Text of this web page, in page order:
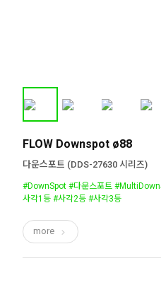
FLOW Downspot ø88
다운스포트 (DDS-27630 시리즈)
#DownSpot #다운스포트
사각1등 #사각2등 #사각3등
more